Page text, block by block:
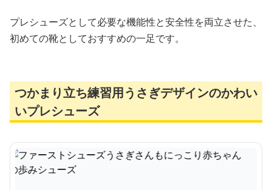
プレシューズとして必要な機能性と安全性を両立させた、
初めての靴としておすすめの一足です。
つかまり立ち練習用うさぎデザインのかわい
いプレシューズ